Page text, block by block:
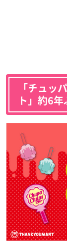
「チュッ
ト」約6年